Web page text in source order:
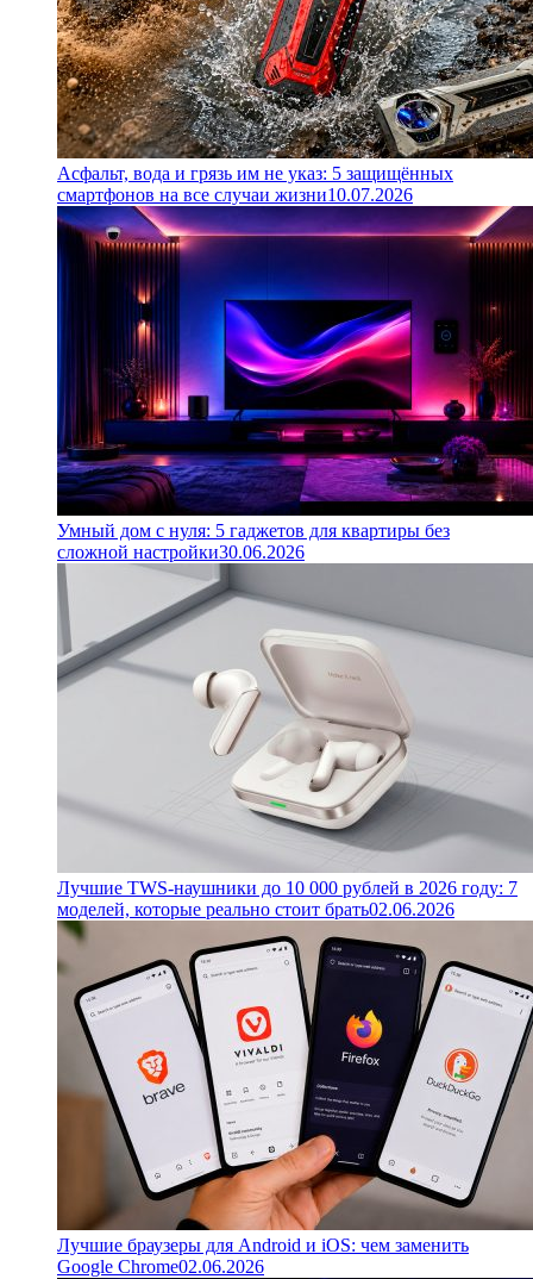
Асфальт, вода и грязь им не указ: 5 защищённых
смартфонов на все случаи жизни10.07.2026
Умный дом с нуля: 5 гаджетов для квартиры без
сложной настройки30.06.2026
Лучшие TWS-наушники до 10 000 рублей в 2026 году: 7
моделей, которые реально стоит брать02.06.2026
Лучшие браузеры для Android и iOS: чем заменить
Google Chrome02.06.2026